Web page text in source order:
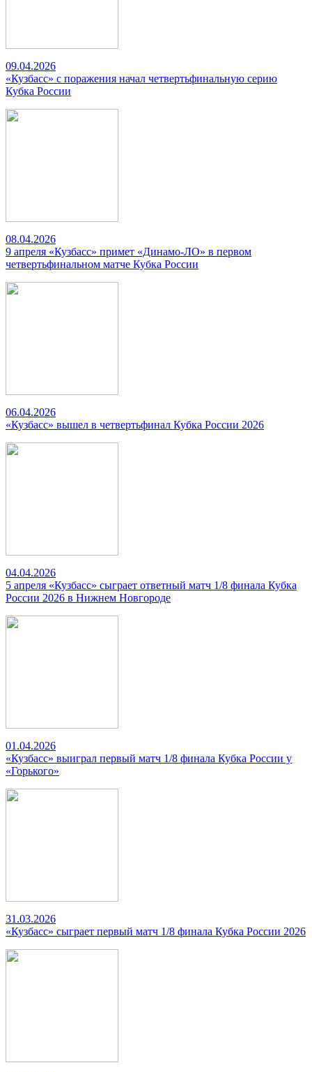
09.04.2026
«Кузбасс» с поражения начал четвертьфинальную серию
Кубка России
08.04.2026
9 апреля «Кузбасс» примет «Динамо-ЛО» в первом
четвертьфинальном матче Кубка России
06.04.2026
«Кузбасс» вышел в четвертьфинал Кубка России 2026
04.04.2026
5 апреля «Кузбасс» сыграет ответный матч 1/8 финала Кубка
России 2026 в Нижнем Новгороде
01.04.2026
«Кузбасс» выиграл первый матч 1/8 финала Кубка России у
«Горького»
31.03.2026
«Кузбасс» сыграет первый матч 1/8 финала Кубка России 2026